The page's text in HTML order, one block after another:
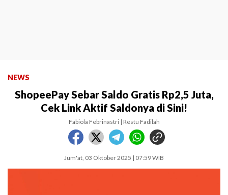
NEWS
ShopeePay Sebar Saldo Gratis Rp2,5 Juta,
Cek Link Aktif Saldonya di Sini!
Fabiola Febrinastri | Restu Fadilah
Jum'at, 03 Oktober 2025 | 07:59 WIB